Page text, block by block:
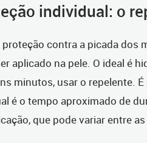
individual: o
proteção contra a picada dos
aplicado na pele. O ideal é
minutos, usar o repelente.
é o tempo aproximado de
que pode variar entre